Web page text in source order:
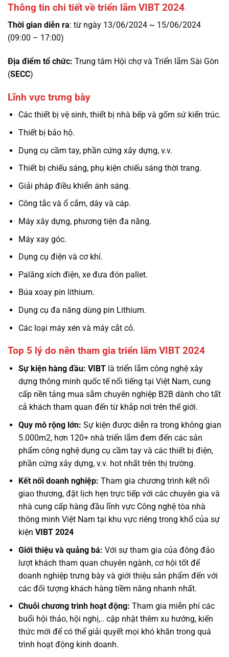
Thông tin chi tiết về triển lãm VIBT 2024
Thời gian diễn ra: từ ngày 13/06/2024 ~ 15/06/2024
(09:00 – 17:00)
Địa điểm tổ chức: Trung tâm Hội chợ và Triển lãm Sài Gòn
(SECC)
Lĩnh vực trưng bày
Các thiết bị vệ sinh, thiết bị nhà bếp và gốm sứ kiến ​​trúc.
Thiết bị bảo hộ.
Dụng cụ cầm tay, phần cứng xây dựng, v.v.
Thiết bị chiếu sáng, phụ kiện chiếu sáng thời trang.
Giải pháp điều khiển ánh sáng.
Công tắc và ổ cắm, dây và cáp.
Máy xây dựng, phương tiện đa năng.
Máy xay góc.
Dụng cụ điện và cơ khí.
Palăng xích điện, xe đưa đón pallet.
Búa xoay pin lithium.
Dụng cụ đa năng dùng pin Lithium.
Các loại máy xén và máy cắt cỏ.
Top 5 lý do nên tham gia triển lãm VIBT 2024
Sự kiện hàng đầu: VIBTlà triển lãm công nghệ xây
dựng thông minh quốc tế nổi tiếng tại Việt Nam, cung
cấp nền tảng mua sắm chuyên nghiệp B2B dành cho tất
cả khách tham quan đến từ khắp nơi trên thế giới.
Quy mô rộng lớn: Sự kiện được diễn ra trong không gian
5.000m2, hơn 120+ nhà triển lãm đem đến các sản
phẩm công nghệ dụng cụ cầm tay và các thiết bị điện,
phần cứng xây dựng, v.v. hot nhất trên thị trường.
Kết nối doanh nghiệp: Tham gia chương trình kết nối
giao thương, đặt lịch hẹn trực tiếp với các chuyên gia và
nhà cung cấp hàng đầu lĩnh vực Công nghệ tòa nhà
thông minh Việt Nam tại khu vực riêng trong khổ của sự
kiện VIBT 2024
Giới thiệu và quảng bá: Với sự tham gia của đông đảo
lượt khách tham quan chuyên ngành, cơ hội tốt để
doanh nghiệp trưng bày và giới thiệu sản phẩm đến với
các đối tượng khách hàng tiềm năng nhanh nhất.
Chuỗi chương trình hoạt động: Tham gia miễn phí các
buổi hội thảo, hội nghị,.. cập nhật thêm xu hướng, kiến
thức mới để có thể giải quyết mọi khó khăn trong quá
trình hoạt động kinh doanh.